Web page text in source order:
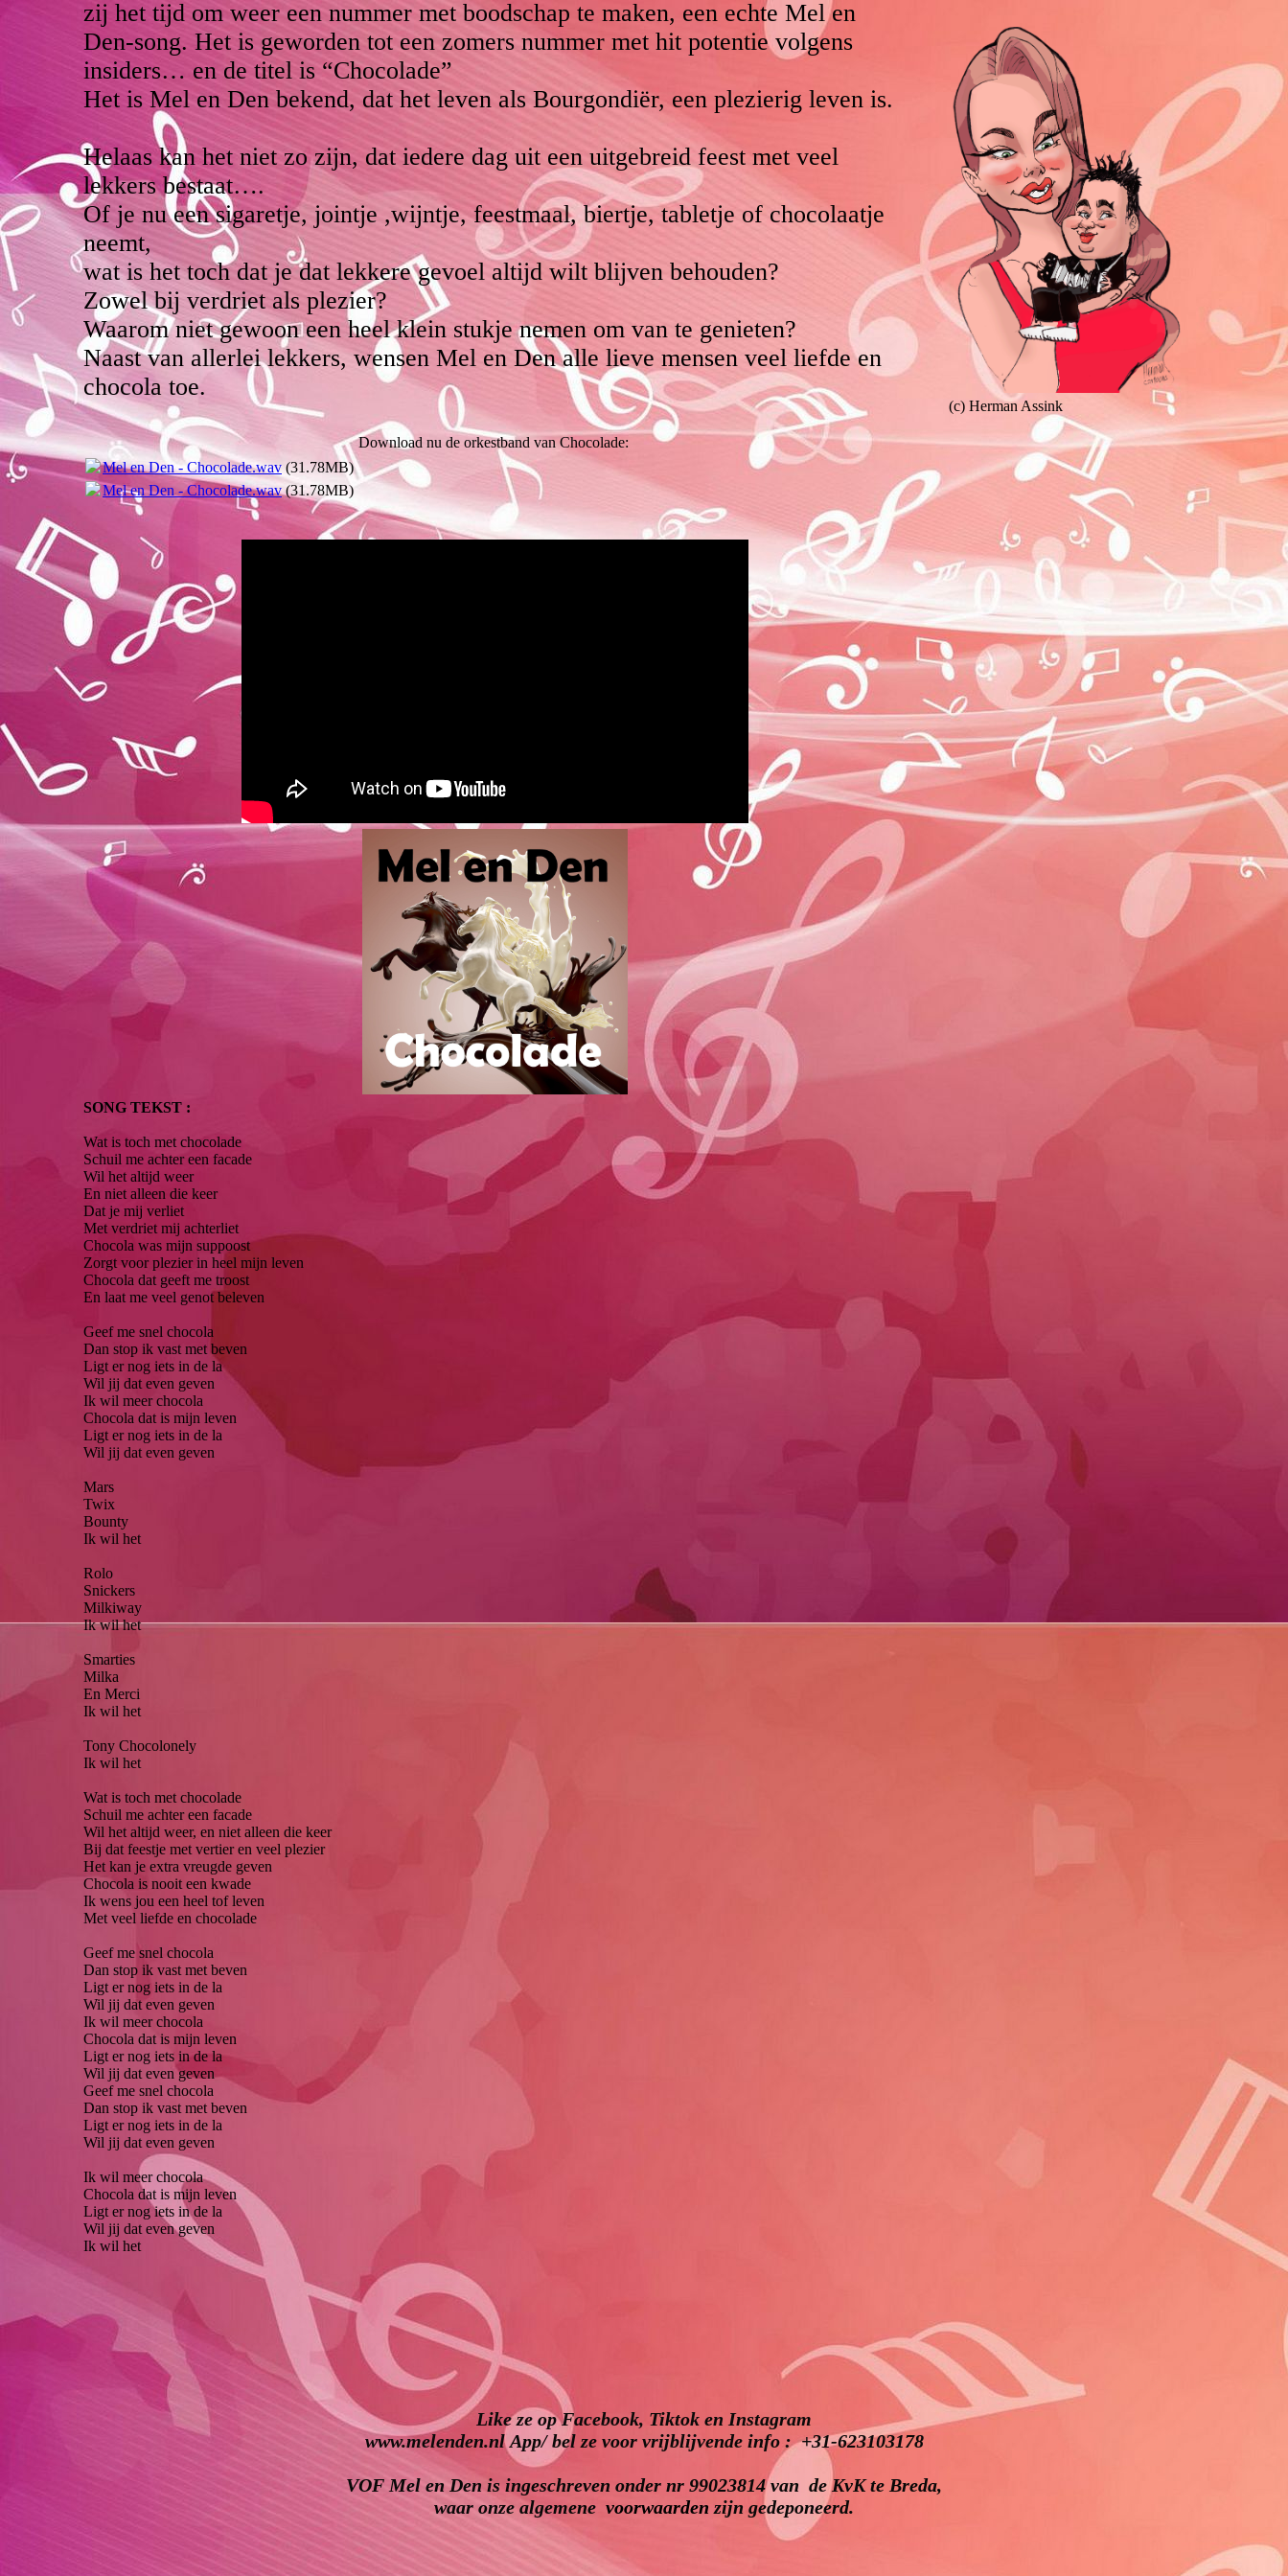
Doe Posi
Vriendelijk in mijn
Chocolade
Zonder 't te weten
My Next new year
zij het tijd om weer een nummer met boodschap te maken, een echte Mel en
Den-song. Het is geworden tot een zomers nummer met hit potentie volgens
insiders… en de titel is “Chocolade”
Het is Mel en Den bekend, dat het leven als Bourgondiër, een plezierig leven is.
Helaas kan het niet zo zijn, dat iedere dag uit een uitgebreid feest met veel
lekkers bestaat….
Of je nu een sigaretje, jointje ,wijntje, feestmaal, biertje, tabletje of chocolaatje
neemt,
wat is het toch dat je dat lekkere gevoel altijd wilt blijven behouden?
Zowel bij verdriet als plezier?
Waarom niet gewoon een heel klein stukje nemen om van te genieten?
Naast van allerlei lekkers, wensen Mel en Den alle lieve mensen veel liefde en
chocola toe.
Download nu de orkestband van Chocolade:
Mel en Den - Chocolade.wav(31.78MB)
Mel en Den - Chocolade.wav(31.78MB)
SONG TEKST :
Wat is toch met chocolade
Schuil me achter een facade
Wil het altijd weer
En niet alleen die keer
Dat je mij verliet
Met verdriet mij achterliet
Chocola was mijn suppoost
Zorgt voor plezier in heel mijn leven
Chocola dat geeft me troost
En laat me veel genot beleven
Geef me snel chocola
Dan stop ik vast met beven
Ligt er nog iets in de la
Wil jij dat even geven
Ik wil meer chocola
Chocola dat is mijn leven
Ligt er nog iets in de la
Wil jij dat even geven
Mars
Twix
Bounty
Ik wil het
Rolo
Snickers
Milkiway
Ik wil het
Smarties
Milka
En Merci
Ik wil het
Tony Chocolonely
Ik wil het
Wat is toch met chocolade
Schuil me achter een facade
Wil het altijd weer, en niet alleen die keer
Bij dat feestje met vertier en veel plezier
Het kan je extra vreugde geven
Chocola is nooit een kwade
Ik wens jou een heel tof leven
Met veel liefde en chocolade
Geef me snel chocola
Dan stop ik vast met beven
Ligt er nog iets in de la
Wil jij dat even geven
Ik wil meer chocola
Chocola dat is mijn leven
Ligt er nog iets in de la
Wil jij dat even geven
Geef me snel chocola
Dan stop ik vast met beven
Ligt er nog iets in de la
Wil jij dat even geven
Ik wil meer chocola
Chocola dat is mijn leven
Ligt er nog iets in de la
Wil jij dat even geven
Ik wil het
(c) Herman Assink
Like ze op Facebook, Tiktok en Instagram
www.melenden.nl App/ bel ze voor vrijblijvende info : +31-623103178
VOF Mel en Den is ingeschreven onder nr 99023814 van de KvK te Breda,
waar onze algemene voorwaarden zijn gedeponeerd.